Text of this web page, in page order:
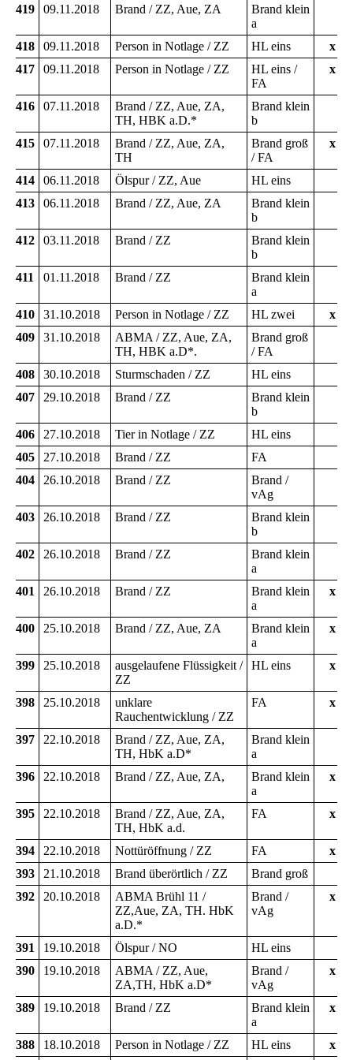
419
09.11.2018 Brand / ZZ, Aue, ZA
Brand klein
a
418
09.11.2018 Person in Notlage / ZZ HL eins
x
417
09.11.2018 Person in Notlage / ZZ
HL eins /
FA
x
416 07.11.2018
Brand / ZZ, Aue, ZA,
TH, HBK a.D.*
Brand klein
b
415
07.11.2018
Brand / ZZ, Aue, ZA,
TH
Brand groß
/ FA
x
414 06.11.2018 Ölspur / ZZ, Aue
HL eins
413
06.11.2018 Brand / ZZ, Aue, ZA
Brand klein
b
412
03.11.2018 Brand / ZZ
Brand klein
b
411
01.11.2018 Brand / ZZ
Brand klein
a
410
31.10.2018 Person in Notlage / ZZ HL zwei
x
409
31.10.2018
ABMA / ZZ, Aue, ZA,
TH, HBK a.D*.
Brand groß
/ FA
408
30.10.2018 Sturmschaden / ZZ
HL eins
407
29.10.2018 Brand / ZZ
Brand klein
b
406
27.10.2018 Tier in Notlage / ZZ
HL eins
405
27.10.2018 Brand / ZZ
FA
404
26.10.2018 Brand / ZZ
Brand /
vAg
403
26.10.2018 Brand / ZZ
Brand klein
b
402
26.10.2018 Brand / ZZ
Brand klein
a
401
26.10.2018 Brand / ZZ
Brand klein
a
x
400 25.10.2018 Brand / ZZ, Aue, ZA
Brand klein
a
x
399 25.10.2018
ausgelaufene Flüssigkeit /
ZZ
HL eins x
398 25.10.2018
unklare
Rauchentwicklung / ZZ
FA x
397 22.10.2018
Brand / ZZ, Aue, ZA,
TH, HbK a.D*
Brand klein
a
396
22.10.2018 Brand / ZZ, Aue, ZA,
Brand klein
a
x
395 22.10.2018
Brand / ZZ, Aue, ZA,
TH, HbK a.d.
FA x
394 22.10.2018 Nottüröffnung / ZZ FA
x
393
21.10.2018 Brand überörtlich / ZZ
Brand groß
392
20.10.2018
ABMA Brühl 11 /
ZZ,Aue, ZA, TH. HbK
a.D.*
Brand /
vAg
x
391 19.10.2018 Ölspur / NO
HL eins
390
19.10.2018
ABMA / ZZ, Aue,
ZA,TH, HbK a.D*
Brand /
vAg
x
389 19.10.2018 Brand / ZZ
Brand klein
a
x
388 18.10.2018 Person in Notlage / ZZ HL eins x